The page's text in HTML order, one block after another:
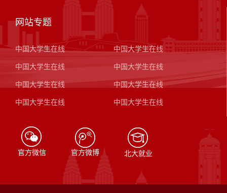
网站专题
中国大学生在线 中国大学生在线
中国大学生在线 中国大学生在线
中国大学生在线 中国大学生在线
中国大学生在线 中国大学生在线
官方微信 官方微博 北大就业